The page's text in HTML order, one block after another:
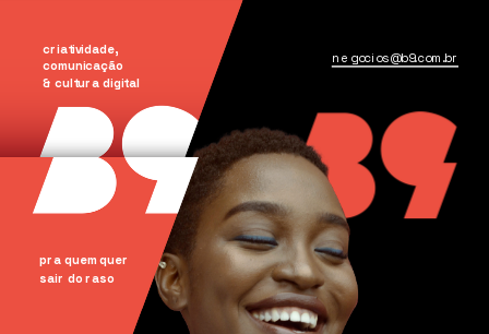
criatividade,
comunicação
& cultura digital
pra quem quer
sair do raso
negocios@b9.com.br